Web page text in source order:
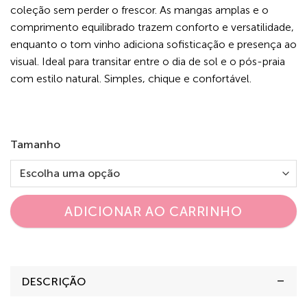
coleção sem perder o frescor. As mangas amplas e o
comprimento equilibrado trazem conforto e versatilidade,
enquanto o tom vinho adiciona sofisticação e presença ao
visual. Ideal para transitar entre o dia de sol e o pós-praia
com estilo natural. Simples, chique e confortável.
Tamanho
ADICIONAR AO CARRINHO
DESCRIÇÃO